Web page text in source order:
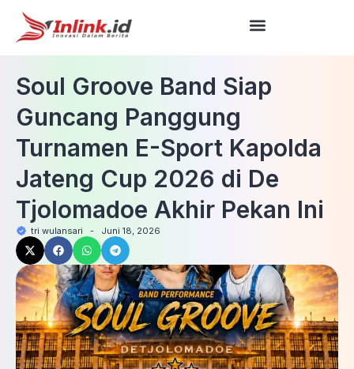
Soul Groove Band Siap
Guncang Panggung
Turnamen E-Sport Kapolda
Jateng Cup 2026 di De
Tjolomadoe Akhir Pekan Ini
tri wulansari - Juni 18, 2026